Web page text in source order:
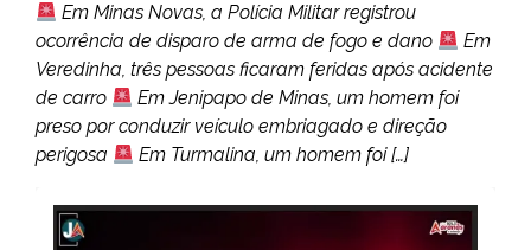
Em Minas Novas, a Polícia Militar registrou
ocorrência de disparo de arma de fogo e dano
Em
Veredinha, três pessoas ficaram feridas após acidente
de carro
Em Jenipapo de Minas, um homem foi
preso por conduzir veículo embriagado e direção
perigosa
Em Turmalina, um homem foi […]